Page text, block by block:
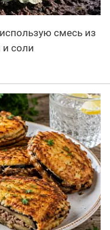
смесь из
и соли